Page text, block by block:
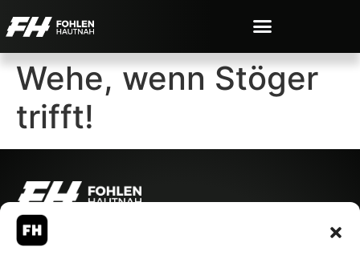
Wehe, wenn Stöger
trifft!
© 2007-2026 Fohlen-Hautnah.de
– Alle rechte vorbehalten.